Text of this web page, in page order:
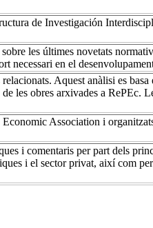
de Investigación
les últimes novetats
necessari en el
Aquest anàlisi es
les obres arxivades a RePEc.
Association i
i comentaris per part dels
i el sector privat, així com